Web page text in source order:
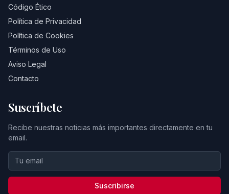
Código Ético
Política de Privacidad
Política de Cookies
Términos de Uso
Aviso Legal
Contacto
Suscríbete
Recibe nuestras noticias más importantes directamente en tu
email.
Suscribirse